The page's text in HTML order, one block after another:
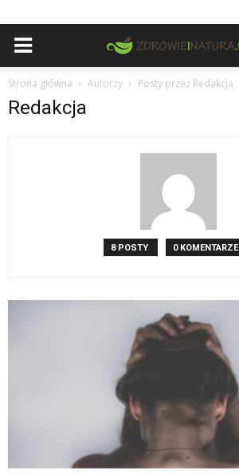
Strona główna Autorzy Posty przez Redakcja
Redakcja
8 POSTY 0 KOMENTARZE